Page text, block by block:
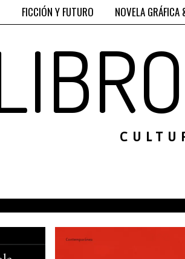
FICCIÓN Y FUTURO NOVELA